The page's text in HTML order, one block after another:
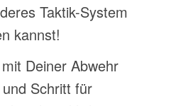
Taktik-System
kannst!
Deiner Abwehr
Schritt für